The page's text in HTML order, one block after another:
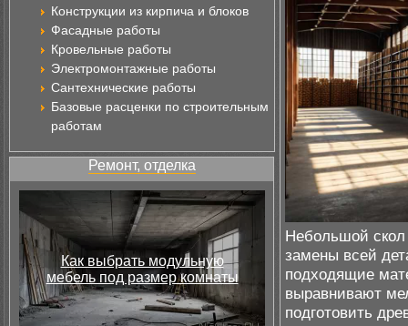
Конструкции из кирпича и блоков
Фасадные работы
Кровельные работы
Электромонтажные работы
Сантехнические работы
Базовые расценки по строительным
работам
Ремонт, отделка
Как выбрать модульную
мебель под размер комнаты
Небольшой скол
замены всей
подходящие
выравнивают
подготовить